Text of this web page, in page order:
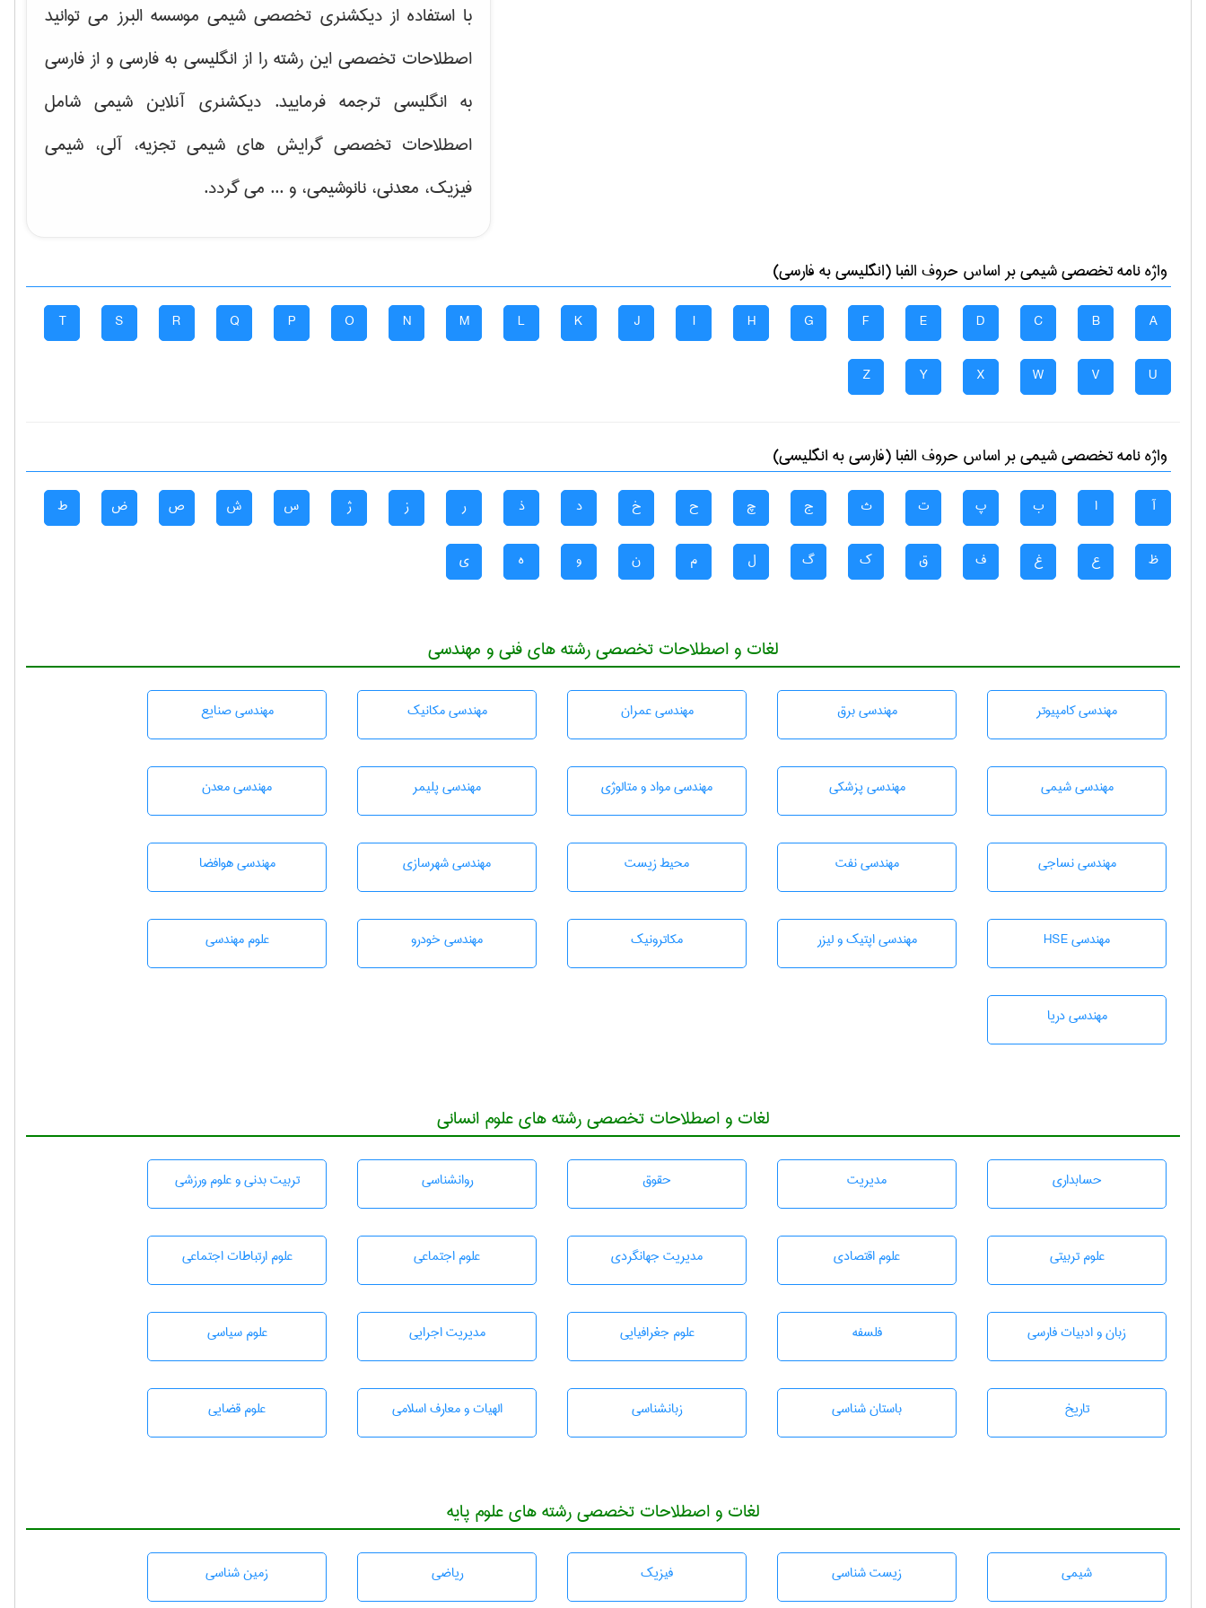
با استفاده از دیکشنری تخصصی شیمی موسسه البرز می توانید
اصطلاحات تخصصی این رشته را از انگلیسی به فارسی و از فارسی
به انگلیسی ترجمه فرمایید. دیکشنری آنلاین شیمی شامل
اصطلاحات تخصصی گرایش های شیمی تجزیه، آلی، شیمی
فیزیک، معدنی، نانوشیمی، و ... می گردد.
واژه نامه تخصصیشيمیبر اساس حروف الفبا (انگلیسی به فارسی)
A
B
C
D
E
F
G
H
I
J
K
L
M
N
O
P
Q
R
S
T
U
V
W
X
Y
Z
واژه نامه تخصصیشيمیبر اساس حروف الفبا (فارسی به انگلیسی)
آ ا ب پ ت ث ج چ ح خ د ذ ر ز ژ س ش ص ض ط
ظ ع غ ف ق ک گ ل م ن و ه ی
لغات و اصطلاحات تخصصی رشته های فنی و مهندسی
مهندسی كامپيوتر مهندسی برق مهندسی عمران مهندسی مکانیک مهندسی صنايع
مهندسي شيمی مهندسی پزشکی مهندسی مواد و متالوژی مهندسی پليمر مهندسی معدن
مهندسي نساجی مهندسی نفت محيط زيست مهندسی شهرسازی مهندسی هوافضا
مهندسی HSE مهندسی اپتیک و لیزر مکاترونیک مهندسی خودرو علوم مهندسی
مهندسی دریا
لغات و اصطلاحات تخصصی رشته های علوم انسانی
حسابداری مديريت حقوق روانشناسی تربيت بدنی و علوم ورزشی
علوم تربيتی علوم اقتصادی مديريت جهانگردی علوم اجتماعی علوم ارتباطات اجتماعی
زبان و ادبيات فارسی فلسفه علوم جغرافيايی مديريت اجرايی علوم سياسی
تاريخ باستان شناسی زبانشناسی الهیات و معارف اسلامی علوم قضایی
لغات و اصطلاحات تخصصی رشته های علوم پایه
شيمی زيست شناسی فیزیک رياضی زمين شناسی